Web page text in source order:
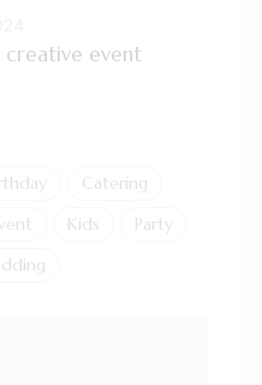
event
Catering
Kids
Party